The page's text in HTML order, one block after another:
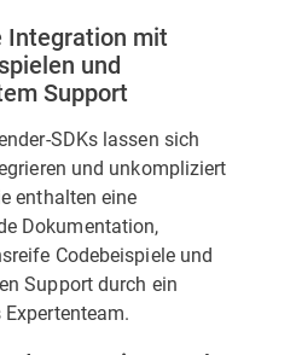
Integration mit
und
Support
SDKs lassen sich
und unkompliziert
enthalten eine
Dokumentation,
Codebeispiele und
Support durch ein